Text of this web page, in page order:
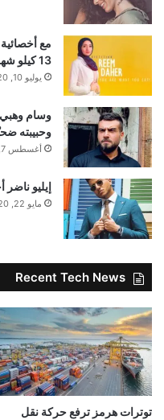
13 كيلو شهرياً بدون عمليات جراحية
يوليو 10, 2020
وحبيبته
أغسطس 7, 2021
إيليو ناضر
مايو 22, 2020
Recent Tech News
توترات هرمز ترفع حركة نقل